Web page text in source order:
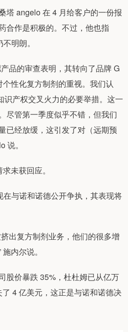
angelo 在 4 月给客户的一份报
合作是积极的。不过，他也指
明朗。
品的审查表明，其转向了品牌 G
性化复方制剂的重视。我们认
识产权交叉火力的必要举措。这一
尽管第一季度似乎不错，但我们
已经放缓，这引发了对（远期预
说。
未获回应。
与诺和诺德公开争执，其表现将
出复方制剂业务，他们的很多增
内尔说。
价暴跌 35%，杜杜姆已从亿万
4 亿美元，这正是与诺和诺德决